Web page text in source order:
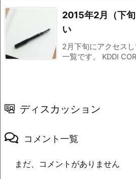
2015年2月（下
い
2月下旬にアクセス
一覧です。 KDDI
ディスカッション
コメント一覧
まだ、コメントがありません